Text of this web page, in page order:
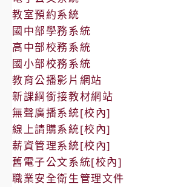
導
種
子
計
畫」
教室預約系統
國中部學務系統
高中部校務系統
國小部校務系統
教育公播影片網站
新課綱銜接教材網站
無聲廣播系統[校內]
線上請購系統[校內]
薪資管理系統[校內]
舊電子公文系統[校內]
職業安全衛生管理文件